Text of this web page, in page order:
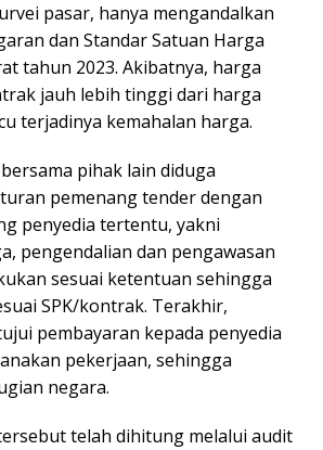
pasar, hanya mengandalkan
dan Standar Satuan Harga
tahun 2023. Akibatnya, harga
jauh lebih tinggi dari harga
terjadinya kemahalan harga.
pihak lain diduga
pemenang tender dengan
penyedia tertentu, yakni
pengendalian dan pengawasan
sesuai ketentuan sehingga
SPK/kontrak. Terakhir,
pembayaran kepada penyedia
pekerjaan, sehingga
negara.
telah dihitung melalui audit